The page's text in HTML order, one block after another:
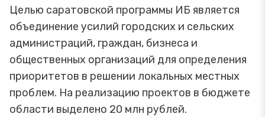
Целью саратовской программы ИБ является
объединение усилий городских и сельских
администраций, граждан, бизнеса и
общественных организаций для определения
приоритетов в решении локальных местных
проблем. На реализацию проектов в бюджете
области выделено 20 млн рублей.